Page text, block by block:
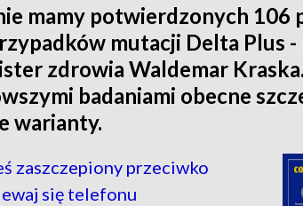
mamy potwierdzonych 106
mutacji Delta Plus
zdrowia Waldemar
badaniami obecne
warianty.
zaszczepiony przeciwko
się telefonu